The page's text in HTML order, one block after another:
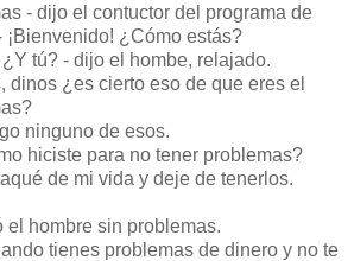
- dijo el contuctor del programa de
¿Cómo estás?
tú? - dijo el hombe, relajado.
dinos ¿es cierto eso de que eres el
ninguno de esos.
hiciste para no tener problemas?
de mi vida y deje de tenerlos.
el hombre sin problemas.
tienes problemas de dinero y no te